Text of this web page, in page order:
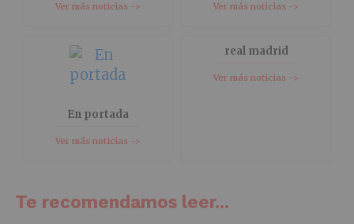
Ver más noticias -> Ver más noticias ->
En portada
Ver más noticias ->
real madrid
Ver más noticias ->
Te recomendamos leer...